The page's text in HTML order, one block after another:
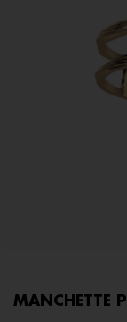
MANCHETTE